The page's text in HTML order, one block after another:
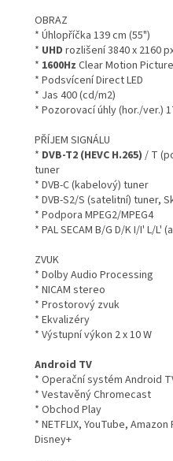
OBRAZ
* Úhlopříčka 139 cm (55")
* UHD rozlišení 3840 x 2160
* 1600Hz Clear Motion Picture
* Podsvícení Direct LED
* Jas 400 (cd/m2)
* Pozorovací úhly (hor./ver.)
PŘÍJEM SIGNÁLU
* DVB-T2 (HEVC H.265) / T
tuner
* DVB-C (kabelový) tuner
* DVB-S2/S (satelitní) tuner,
* Podpora MPEG2/MPEG4
* PAL SECAM B/G D/K I/I' L/L'
ZVUK
* Dolby Audio Processing
* NICAM stereo
* Prostorový zvuk
* Ekvalizéry
* Výstupní výkon 2 x 10 W
Android TV
* Operační systém Android
* Vestavěný Chromecast
* Obchod Play
* NETFLIX, YouTube,
Disney+